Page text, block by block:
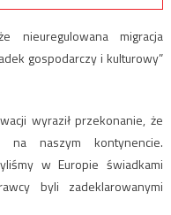
nieuregulowana migracja
gospodarczy i kulturowy”
wyraził przekonanie, że
na naszym kontynencie.
w Europie świadkami
byli zadeklarowanymi